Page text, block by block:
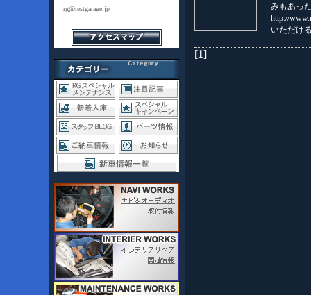
rg@restgarage.jp
みもあっ
http://
いただけ
[1]